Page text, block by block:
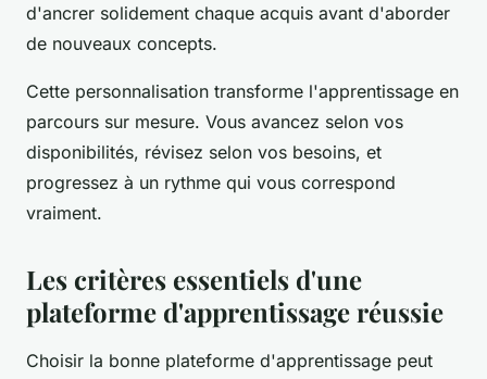
d'ancrer solidement chaque acquis avant d'aborder
de nouveaux concepts.
Cette personnalisation transforme l'apprentissage en
parcours sur mesure. Vous avancez selon vos
disponibilités, révisez selon vos besoins, et
progressez à un rythme qui vous correspond
vraiment.
Les critères essentiels d'une
plateforme d'apprentissage réussie
Choisir la bonne plateforme d'apprentissage peut